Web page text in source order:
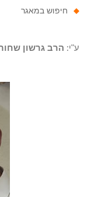
חיפוש במאגר
הרב גרשון שחור